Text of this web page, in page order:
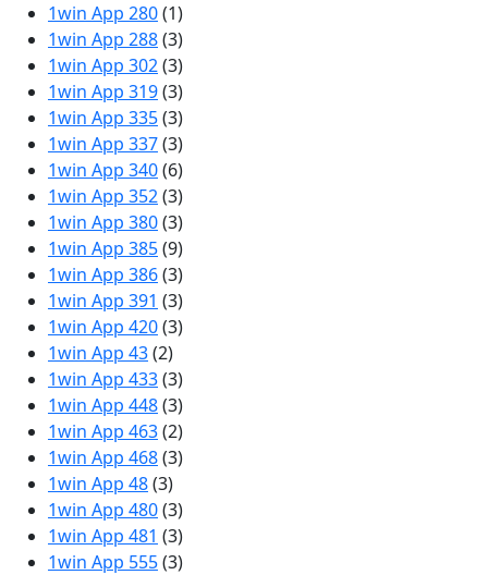
1win App 280(1)
1win App 288(3)
1win App 302(3)
1win App 319(3)
1win App 335(3)
1win App 337(3)
1win App 340(6)
1win App 352(3)
1win App 380(3)
1win App 385(9)
1win App 386(3)
1win App 391 (3)
1win App 420(3)
1win App 43(2)
1win App 433(3)
1win App 448(3)
1win App 463(2)
1win App 468(3)
1win App 48(3)
1win App 480(3)
1win App 481 (3)
1win App 555(3)